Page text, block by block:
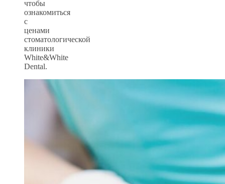
чтобы
ознакомиться
с
ценами
стоматологической
клиники
White&White
Dental.